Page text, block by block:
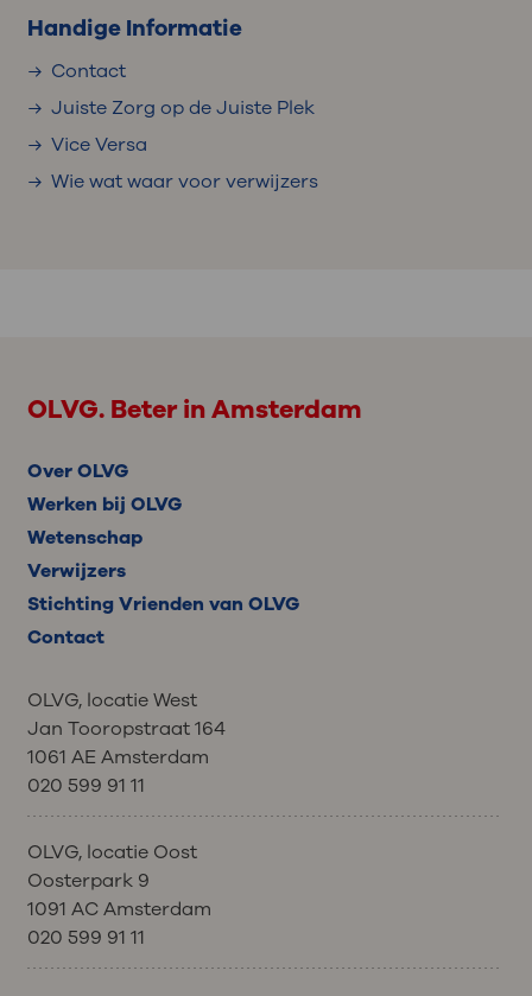
Handige Informatie
Contact
Juiste Zorg op de Juiste Plek
Vice Versa
Wie wat waar voor verwijzers
OLVG. Beter in Amsterdam
Over OLVG
Werken bij OLVG
Wetenschap
Verwijzers
Stichting Vrienden van OLVG
Contact
OLVG, locatie West
Jan Tooropstraat 164
1061 AE Amsterdam
020 599 91 11
OLVG, locatie Oost
Oosterpark 9
1091 AC Amsterdam
020 599 91 11